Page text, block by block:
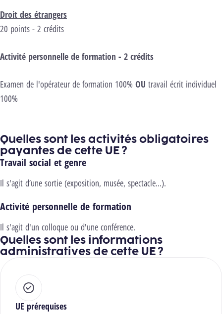
Droit des étrangers
20 points - 2 crédits
Activité personnelle de formation - 2 crédits
Examen de l'opérateur de formation 100% OU travail écrit individuel
100%
Quelles sont les activités obligatoires
payantes de cette UE ?
Travail social et genre
Il s'agit d’une sortie (exposition, musée, spectacle…).
Activité personnelle de formation
Il s'agit d'un colloque ou d'une conférence.
Quelles sont les informations
administratives de cette UE ?
UE prérequises